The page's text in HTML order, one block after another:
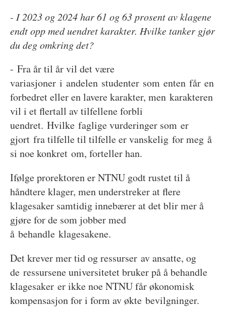
- I 2023 og 2024 har 61 og 63 prosent av klagene
endt opp med uendret karakter. Hvilke tanker gjør
du deg omkring det?
- Fra år til år vil det være
variasjoner i andelen studenter som enten får en
forbedret eller en lavere karakter, men karakteren
vil i et flertall av tilfellene forbli
uendret. Hvilke faglige vurderinger som er
gjort fra tilfelle til tilfelle er vanskelig for meg å
si noe konkret om, forteller han.
Ifølge prorektoren er NTNU godt rustet til å
håndtere klager, men understreker at flere
klagesaker samtidig innebærer at det blir mer å
gjøre for de som jobber med
å behandle klagesakene.
Det krever mer tid og ressurser av ansatte, og
de ressursene universitetet bruker på å behandle
klagesaker er ikke noe NTNU får økonomisk
kompensasjon for i form av økte bevilgninger.